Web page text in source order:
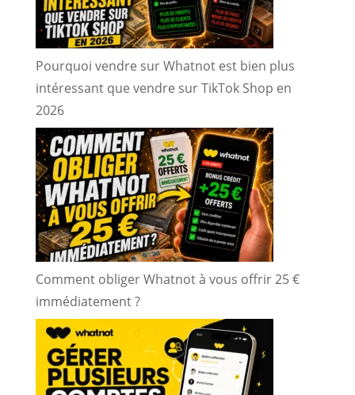
Pourquoi vendre sur Whatnot est bien plus
intéressant que vendre sur TikTok Shop en
2026
Comment obliger Whatnot à vous offrir 25 €
immédiatement ?